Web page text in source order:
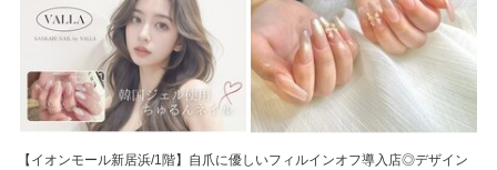
【イオンモール新居浜/1階】自爪に優しいフィルインオフ導入店◎デザイン